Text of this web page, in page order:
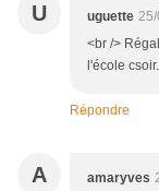
U uguette
<br />
l'école
Répondre
A amaryves